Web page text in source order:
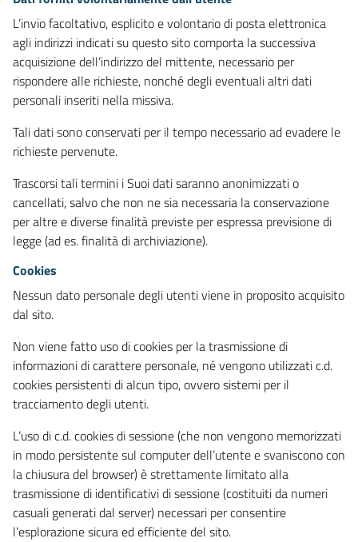
L’invio facoltativo, esplicito e volontario di posta elettronica
agli indirizzi indicati su questo sito comporta la successiva
acquisizione dell’indirizzo del mittente, necessario per
rispondere alle richieste, nonché degli eventuali altri dati
personali inseriti nella missiva.
Tali dati sono conservati per il tempo necessario ad evadere le
richieste pervenute.
Trascorsi tali termini i Suoi dati saranno anonimizzati o
cancellati, salvo che non ne sia necessaria la conservazione
per altre e diverse finalità previste per espressa previsione di
legge (ad es. finalità di archiviazione).
Cookies
Nessun dato personale degli utenti viene in proposito acquisito
dal sito.
Non viene fatto uso di cookies per la trasmissione di
informazioni di carattere personale, né vengono utilizzati c.d.
cookies persistenti di alcun tipo, ovvero sistemi per il
tracciamento degli utenti.
L’uso di c.d. cookies di sessione (che non vengono memorizzati
in modo persistente sul computer dell’utente e svaniscono con
la chiusura del browser) è strettamente limitato alla
trasmissione di identificativi di sessione (costituiti da numeri
casuali generati dal server) necessari per consentire
l’esplorazione sicura ed efficiente del sito.